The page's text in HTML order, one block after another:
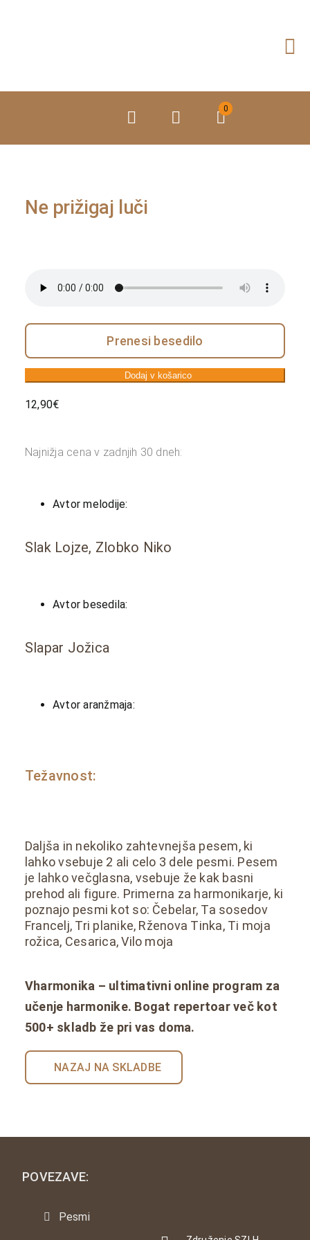
0
Ne prižigaj luči
Prenesi besedilo
Dodaj v košarico
12,90€
Najnižja cena v zadnjih 30 dneh:
Avtor melodije:
Slak Lojze, Zlobko Niko
Avtor besedila:
Slapar Jožica
Avtor aranžmaja:
Težavnost:
Daljša in nekoliko zahtevnejša pesem, ki
lahko vsebuje 2 ali celo 3 dele pesmi. Pesem
je lahko večglasna, vsebuje že kak basni
prehod ali figure. Primerna za harmonikarje, ki
poznajo pesmi kot so: Čebelar, Ta sosedov
Francelj, Tri planike, Rženova Tinka, Ti moja
rožica, Cesarica, Vilo moja
Vharmonika – ultimativni online program za
učenje harmonike. Bogat repertoar več kot
500+ skladb že pri vas doma.
NAZAJ NA SKLADBE
POVEZAVE:
Pesmi